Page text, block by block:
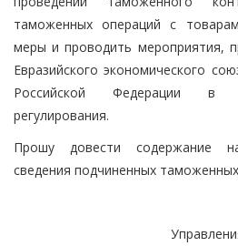
таможенных операций с
меры и проводить мероприятия,
Евразийского экономического
Российской Федерации в
регулирования.
Прошу довести содержание
сведения подчиненных